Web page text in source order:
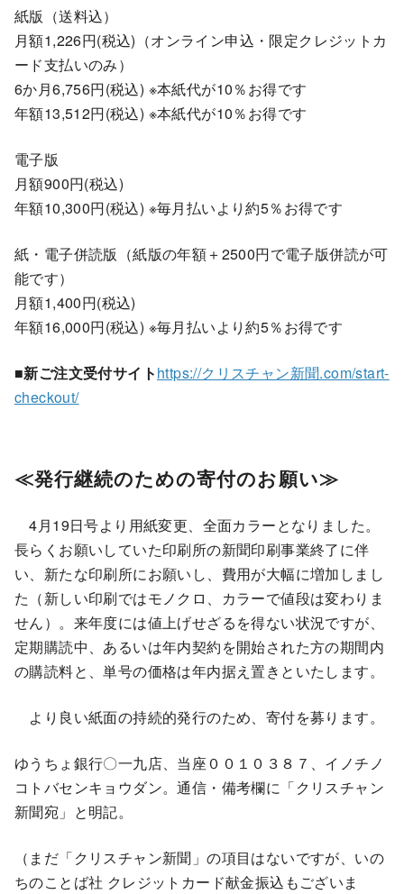
紙版（送料込）
月額1,226円(税込)（オンライン申込・限定クレジットカ
ード支払いのみ）
6か月6,756円(税込) ※本紙代が10％お得です
年額13,512円(税込) ※本紙代が10％お得です
電子版
月額900円(税込)
年額10,300円(税込) ※毎月払いより約5％お得です
紙・電子併読版（紙版の年額＋2500円で電子版併読が可
能です）
月額1,400円(税込)
年額16,000円(税込) ※毎月払いより約5％お得です
■新ご注文受付サイトhttps://クリスチャン新聞.com/start-
checkout/
≪発行継続のための寄付のお願い≫
4月19日号より用紙変更、全面カラーとなりました。
長らくお願いしていた印刷所の新聞印刷事業終了に伴
い、新たな印刷所にお願いし、費用が大幅に増加しまし
た（新しい印刷ではモノクロ、カラーで値段は変わりま
せん）。来年度には値上げせざるを得ない状況ですが、
定期購読中、あるいは年内契約を開始された方の期間内
の購読料と、単号の価格は年内据え置きといたします。
より良い紙面の持続的発行のため、寄付を募ります。
ゆうちょ銀行〇一九店、当座００１０３８７、イノチノ
コトバセンキョウダン。通信・備考欄に「クリスチャン
新聞宛」と明記。
（まだ「クリスチャン新聞」の項目はないですが、いの
ちのことば社 クレジットカード献金振込もございま